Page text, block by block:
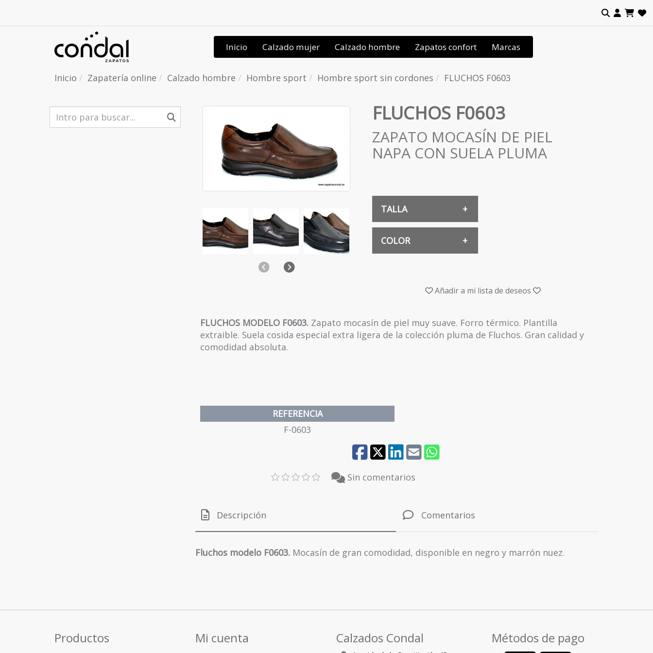
Inicio Calzado mujer Calzado hombre Zapatos confort Marcas
Inicio Zapatería online Calzado hombre Hombre sport Hombre sport sin cordones FLUCHOS F0603
AnteriorSiguiente
FLUCHOS F0603
ZAPATO MOCASÍN DE PIEL
NAPA CON SUELA PLUMA
TALLA
39
45
COLOR
Añadir a mi lista de deseos
FLUCHOS MODELO F0603. Zapato mocasín de piel muy suave. Forro térmico. Plantilla
extraible. Suela cosida especial extra ligera de la colección pluma de Fluchos. Gran calidad y
comodidad absoluta.
REFERENCIA
F-0603
Sin comentarios
Descripción Comentarios
Fluchos modelo F0603. Mocasín de gran comodidad, disponible en negro y marrón nuez.
Productos Mi cuenta Calzados Condal Métodos de pago